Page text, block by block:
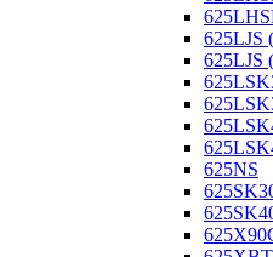
625LJS
625LJS
625NS